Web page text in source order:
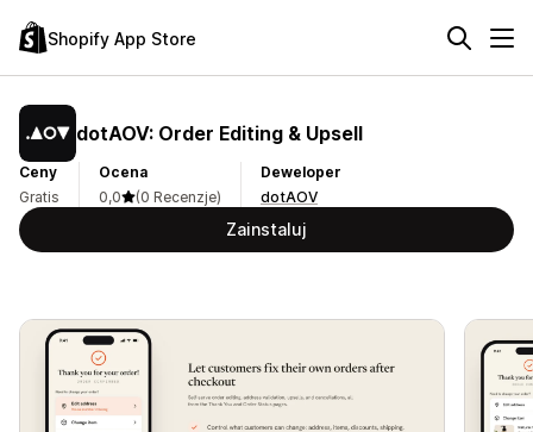
Shopify App Store
dotAOV: Order Editing & Upsell
Ceny
Gratis
Ocena
0,0
(0 Recenzje)
Deweloper
dotAOV
Zainstaluj